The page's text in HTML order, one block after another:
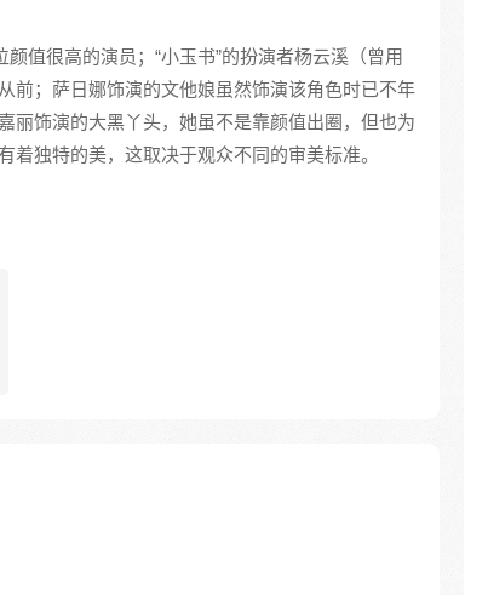
值很高的演员；“小玉书”的扮演者杨云溪（曾用
前；萨日娜饰演的文他娘虽然饰演该角色时已不年
丽饰演的大黑丫头，她虽不是靠颜值出圈，但也为
独特的美，这取决于观众不同的审美标准。